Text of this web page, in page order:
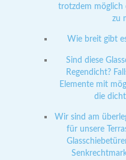
trotzdem möglich
zu
Wie breit gibt
Sind diese
Regendicht?
Elemente mit
die
Wir sind am
für unsere